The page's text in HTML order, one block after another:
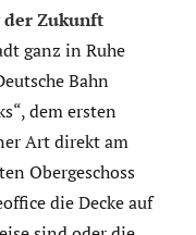
der Zukunft
ganz in Ruhe
Bahn
dem ersten
Art direkt am
Obergeschoss
die Decke auf